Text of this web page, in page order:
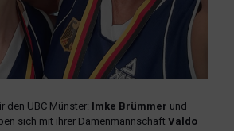
den UBC Münster: Imke Brümmer und
sich mit ihrer Damenmannschaft Valdo